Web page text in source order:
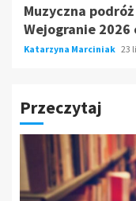
Muzyczna
Wejogranie 2026
Katarzyna Marciniak 23
Przeczytaj